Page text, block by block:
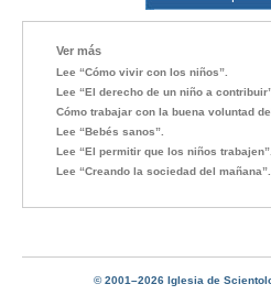
Ver más
Lee “Cómo vivir con los niños”.
Lee “El derecho de un niño a
Cómo trabajar con la buena voluntad
Lee “Bebés sanos”.
Lee “El permitir que los niños trabajen”.
Lee “Creando la sociedad del mañana”.
© 2001–2026 Iglesia de